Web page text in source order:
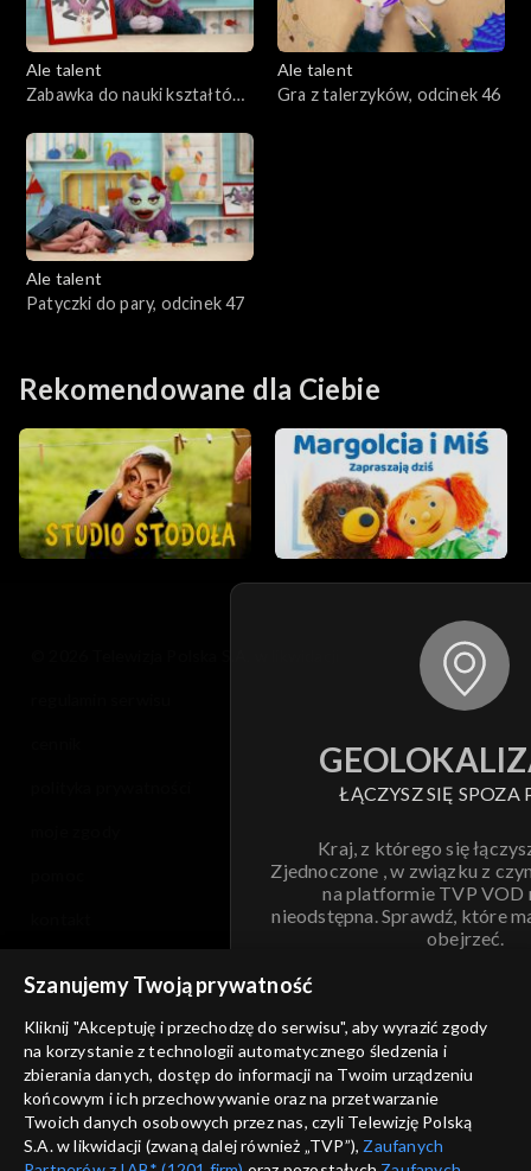
Ale talent
Zabawka do nauki kształtów,
Ale talent
Gra z talerzyków, odcinek 46
Ale talent
Patyczki do pary, odcinek 47
Rekomendowane dla Ciebie
ŁĄCZYSZ SIĘ SPOZA
Kraj, z którego się
Zjednoczone , w związku z
na platformie TVP VOD
nieodstępna. Sprawdź, które
obejrzeć.
ANULUJ
informacje o dostawcy usług
Szanujemy Twoją prywatność
Kliknij "Akceptuję i przechodzę do serwisu", aby wyrazić zgody
na korzystanie z technologii automatycznego śledzenia i
zbierania danych, dostęp do informacji na Twoim urządzeniu
końcowym i ich przechowywanie oraz na przetwarzanie
Twoich danych osobowych przez nas, czyli Telewizję Polską
S.A. w likwidacji (zwaną dalej również „TVP”), Zaufanych